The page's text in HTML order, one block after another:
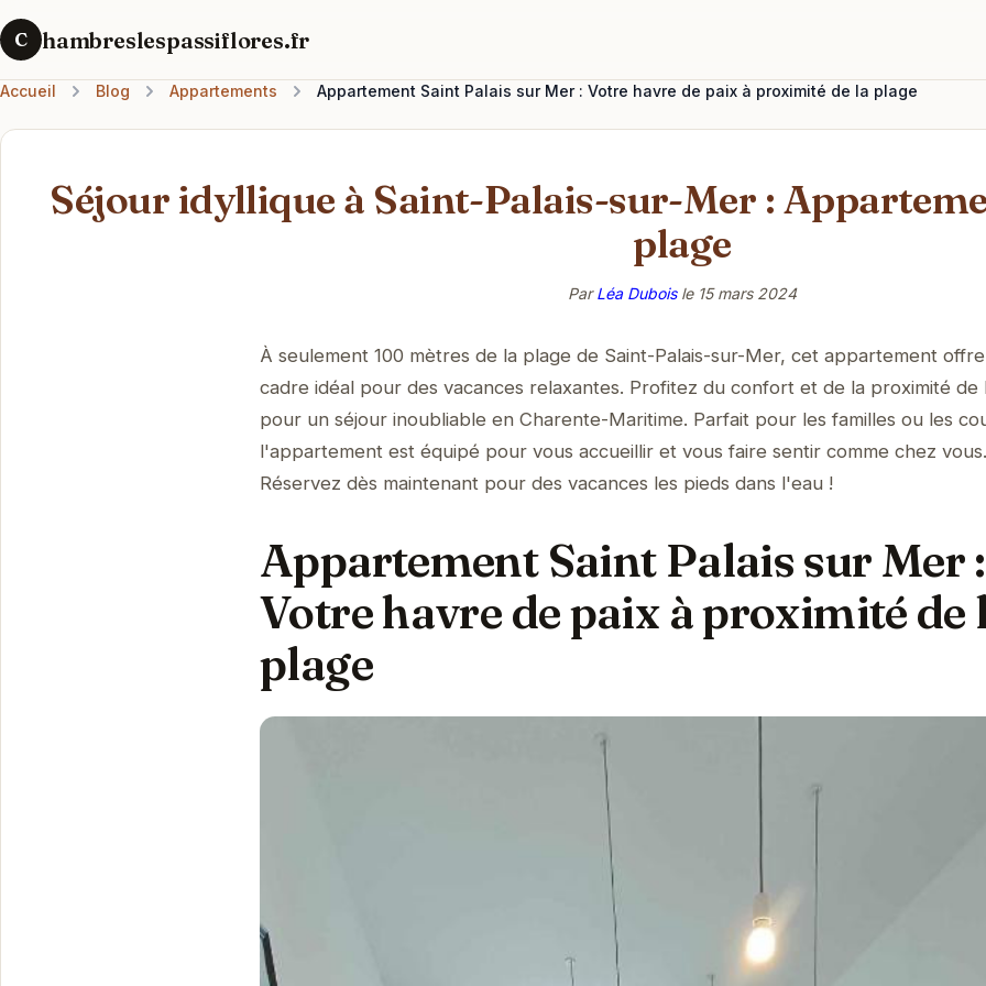
C hambreslespassiflores.fr
Accueil Blog Appartements Appartement Saint Palais sur Mer : Votre havre de paix à proximité de la plage
Séjour idyllique à Saint-Palais-sur-Mer :
plage
ParLéa Duboisle 15 mars 2024
À seulement 100 mètres de la plage de Saint-Palais-sur-Mer, cet appartement
cadre idéal pour des vacances relaxantes. Profitez du confort et de la proximité de
pour un séjour inoubliable en Charente-Maritime. Parfait pour les familles ou les
l'appartement est équipé pour vous accueillir et vous faire sentir comme chez vous.
Réservez dès maintenant pour des vacances les pieds dans l'eau !
Appartement Saint Palais sur Mer :
Votre havre de paix à proximité de
plage